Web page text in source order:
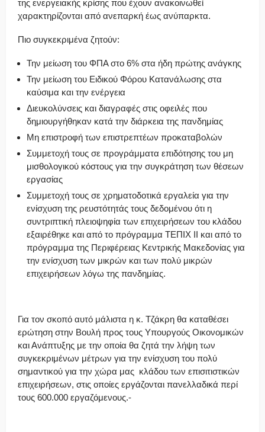
της ενεργειακής κρίσης που έχουν ανακοινωθεί
χαρακτηρίζονται από ανεπαρκή έως ανύπαρκτα.
Πιο συγκεκριμένα ζητούν:
Την μείωση του ΦΠΑ στο 6% στα ήδη πρώτης ανάγκης
Την μείωση του Ειδικού Φόρου Κατανάλωσης στα
καύσιμα και την ενέργεια
Διευκολύνσεις και διαγραφές στις οφειλές που
δημιουργήθηκαν κατά την διάρκεια της πανδημίας
Μη επιστροφή των επιστρεπτέων προκαταβολών
Συμμετοχή τους σε προγράμματα επιδότησης του μη
μισθολογικού κόστους για την συγκράτηση των θέσεων
εργασίας
Συμμετοχή τους σε χρηματοδοτικά εργαλεία για την
ενίσχυση της ρευστότητάς τους δεδομένου ότι η
συντριπτική πλειοψηφία των επιχειρήσεων του κλάδου
εξαιρέθηκε και από το πρόγραμμα ΤΕΠΙΧ ΙΙ και από το
πρόγραμμα της Περιφέρειας Κεντρικής Μακεδονίας για
την ενίσχυση των μικρών και των πολύ μικρών
επιχειρήσεων λόγω της πανδημίας.
Για τον σκοπό αυτό μάλιστα η κ. Τζάκρη θα καταθέσει
ερώτηση στην Βουλή προς τους Υπουργούς Οικονομικών
και Ανάπτυξης με την οποία θα ζητά την λήψη των
συγκεκριμένων μέτρων για την ενίσχυση του πολύ
σημαντικού για την χώρα μας κλάδου των επισιτιστικών
επιχειρήσεων, στις οποίες εργάζονται πανελλαδικά περί
τους 600.000 εργαζόμενους.-